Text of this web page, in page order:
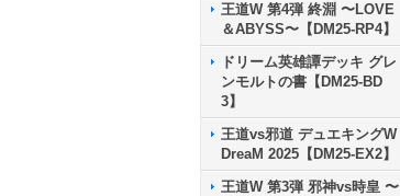
王道W 第4弾 終淵 〜LOVE
＆ABYSS〜【DM25-RP4】
ドリーム英雄譚デッキ グレ
ンモルトの書【DM25-BD
3】
王道vs邪道 デュエキングW
DreaM 2025【DM25-EX2】
王道W 第3弾 邪神vs時皇 〜